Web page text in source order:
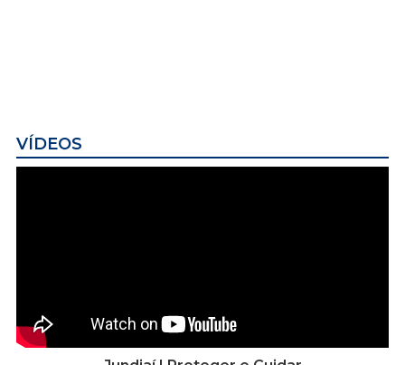
VÍDEOS